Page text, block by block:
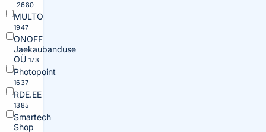
2680
MULTO
1947
ONOFF
Jaekaubanduse
OÜ 173
Photopoint
1637
RDE.EE
1385
Smartech
Shop